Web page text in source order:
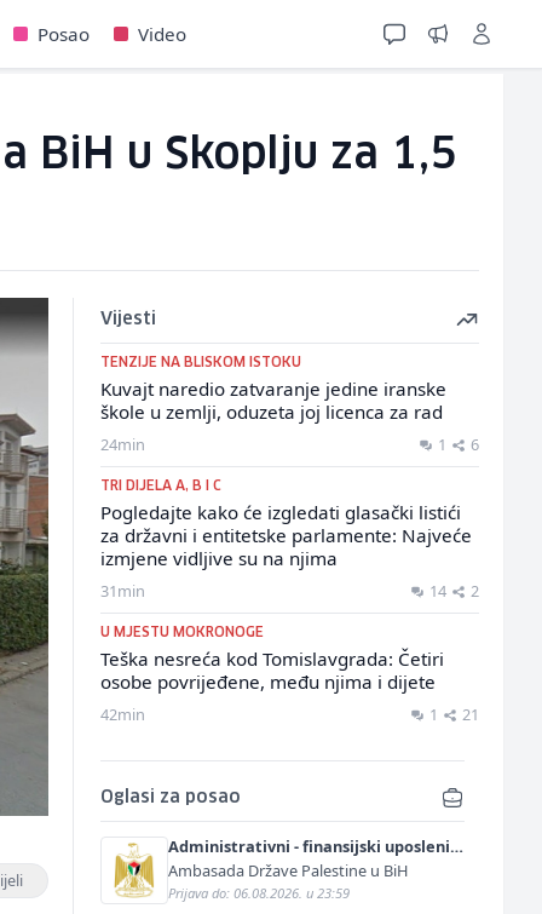
Posao Video
BiH u Skoplju za 1,5
Vijesti
TENZIJE NA BLISKOM ISTOKU
Kuvajt naredio zatvaranje jedine iranske
škole u zemlji, oduzeta joj licenca za rad
24min 1 6
TRI DIJELA A, B I C
Pogledajte kako će izgledati glasački listići
za državni i entitetske parlamente: Najveće
izmjene vidljive su na njima
31min 14 2
U MJESTU MOKRONOGE
Teška nesreća kod Tomislavgrada: Četiri
osobe povrijeđene, među njima i dijete
42min 1 21
Oglasi za posao
Administrativni - finansijski uposlenik
(m/ž)
Ambasada Države Palestine u BiH
Prijava do: 06.08.2026. u 23:59